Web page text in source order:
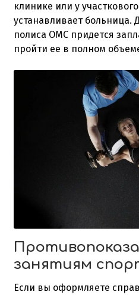
клинике или у
устанавливает больница.
полиса ОМС придется
пройти ее в полном
занятиям
Если вы оформляете